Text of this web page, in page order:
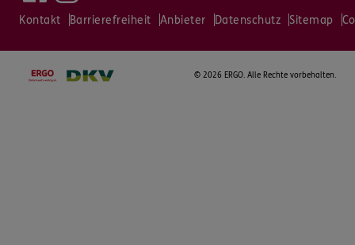
Kontakt Barrierefreiheit Anbieter Datenschutz Sitemap
© 2026 ERGO. Alle Rechte vorbehalten.